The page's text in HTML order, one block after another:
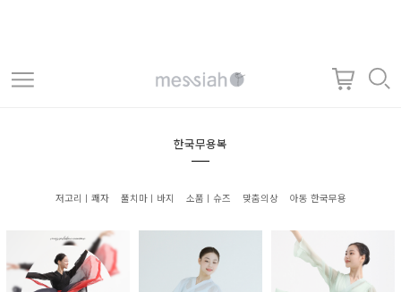
한국무용복
저고리ㅣ쾌자 풀치마ㅣ바지 소품ㅣ슈즈 맞춤의상 아동 한국무용